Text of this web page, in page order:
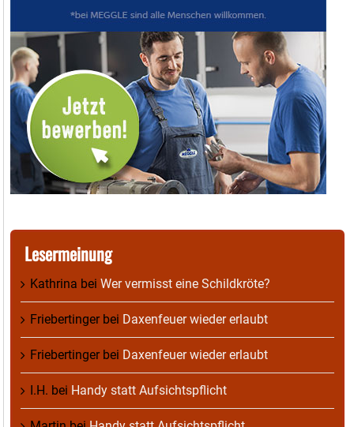
Lesermeinung
Kathrina bei Wer vermisst eine Schildkröte?
Friebertingerbei Daxenfeuer wieder erlaubt
Friebertingerbei Daxenfeuer wieder erlaubt
I.H. bei Handy statt Aufsichtspflicht